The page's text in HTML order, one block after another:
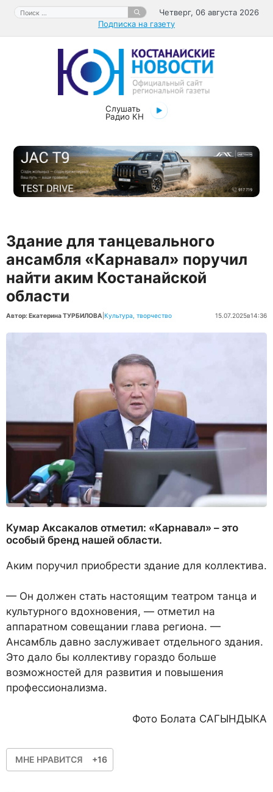
Перейти
содержимому
Поиск:
Четверг, 06 августа 2026
Подписка на газету
Слушать
Радио КН
Здание для танцевального
ансамбля «Карнавал» поручил
найти аким Костанайской
области
Автор: Екатерина ТУРБИЛОВА Культура, творчество 15.07.2025в14:36
Кумар Аксакалов отметил: «Карнавал» – это
особый бренд нашей области.
Аким поручил приобрести здание для коллектива.
— Он должен стать настоящим театром танца и
культурного вдохновения, — отметил на
аппаратном совещании глава региона. —
Ансамбль давно заслуживает отдельного здания.
Это дало бы коллективу гораздо больше
возможностей для развития и повышения
профессионализма.
Фото Болата САГЫНДЫКА
МНЕ НРАВИТСЯ +16